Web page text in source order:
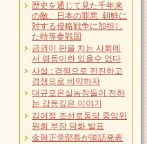
歴史を通じて見た千年来
の敵、日本の罪悪 朝鮮に
対する侵略戦争に加担し
た特等参戦国
금권이 판을 치는 사회에
서 평등이란 있을수 없다
사설 : 경쟁으로 전진하고
경쟁으로 비약하자
대규모온실농장들이 전하
는 감동깊은 이야기
김여정 조선로동당 중앙위
원회 부장 담화 발표
金與正党部長が談話発表